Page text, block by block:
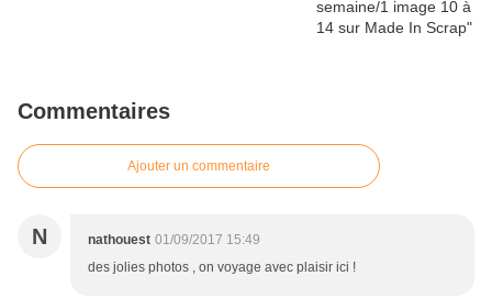
Commentaires
Ajouter un commentaire
N nathouest 01/09/2017 15:49
des jolies photos , on voyage avec plaisir ici !